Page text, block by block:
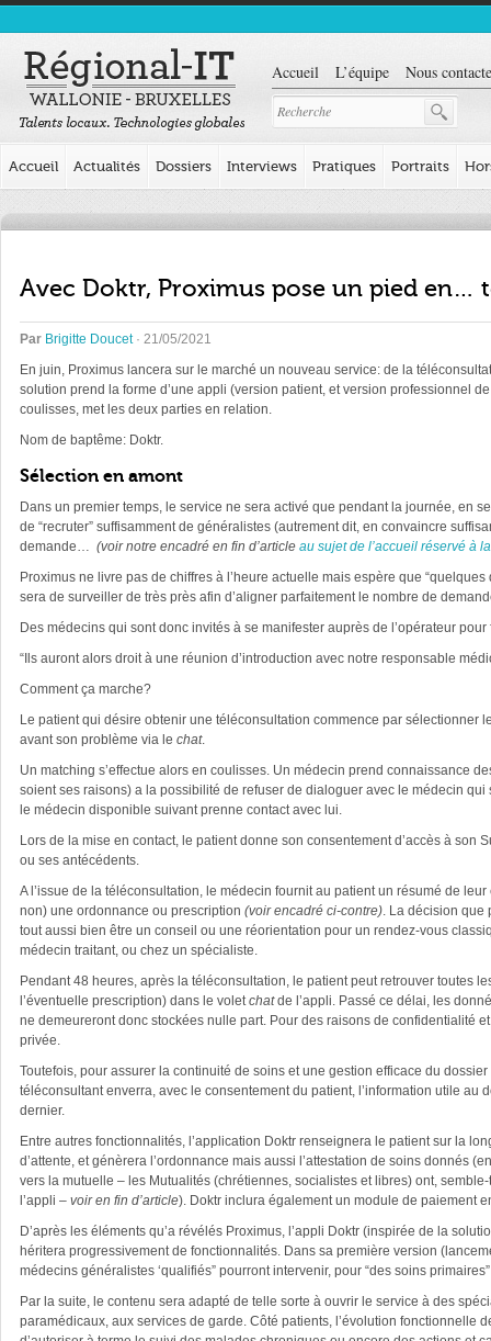
Accueil L’équipe Nous
Accueil Actualités Dossiers Interviews Pratiques Portraits
Avec Doktr, Proximus pose un pied en…
Par Brigitte Doucet· 21/05/2021
En juin, Proximus lancera sur le marché un nouveau service: de la
solution prend la forme d’une appli (version patient, et version professionnel
coulisses, met les deux parties en relation.
Nom de baptême: Doktr.
Sélection en amont
Dans un premier temps, le service ne sera activé que pendant la journée, en
de “recruter” suffisamment de généralistes (autrement dit, en convaincre
demande… (voir notre encadré en fin d’article au sujet de l’accueil réservé à
Proximus ne livre pas de chiffres à l’heure actuelle mais espère que
sera de surveiller de très près afin d’aligner parfaitement le nombre de
Des médecins qui sont donc invités à se manifester auprès de l’opérateur
“Ils auront alors droit à une réunion d’introduction avec notre responsable
Comment ça marche?
Le patient qui désire obtenir une téléconsultation commence par sélectionner
avant son problème via le chat.
Un matching s’effectue alors en coulisses. Un médecin prend connaissance
soient ses raisons) a la possibilité de refuser de dialoguer avec le médecin qui
le médecin disponible suivant prenne contact avec lui.
Lors de la mise en contact, le patient donne son consentement d’accès à
ou ses antécédents.
A l’issue de la téléconsultation, le médecin fournit au patient un résumé de
non) une ordonnance ou prescription (voir encadré ci-contre). La décision que
tout aussi bien être un conseil ou une réorientation pour un rendez-vous
médecin traitant, ou chez un spécialiste.
Pendant 48 heures, après la téléconsultation, le patient peut retrouver toutes
l’éventuelle prescription) dans le voletchatde l’appli. Passé ce délai, les
ne demeureront donc stockées nulle part. Pour des raisons de confidentialité
privée.
Toutefois, pour assurer la continuité de soins et une gestion efficace du
téléconsultant enverra, avec le consentement du patient, l’information utile au
dernier.
Entre autres fonctionnalités, l’application Doktr renseignera le patient sur la
d’attente, et génèrera l’ordonnance mais aussi l’attestation de soins donnés
vers la mutuelle – les Mutualités (chrétiennes, socialistes et libres) ont, semble-
l’appli – voir en fin d’article). Doktr inclura également un module de paiement
D’après les éléments qu’a révélés Proximus, l’appli Doktr (inspirée de la
héritera progressivement de fonctionnalités. Dans sa première version
médecins généralistes ‘qualifiés” pourront intervenir, pour “des soins
Par la suite, le contenu sera adapté de telle sorte à ouvrir le service à des
paramédicaux, aux services de garde. Côté patients, l’évolution fonctionnelle